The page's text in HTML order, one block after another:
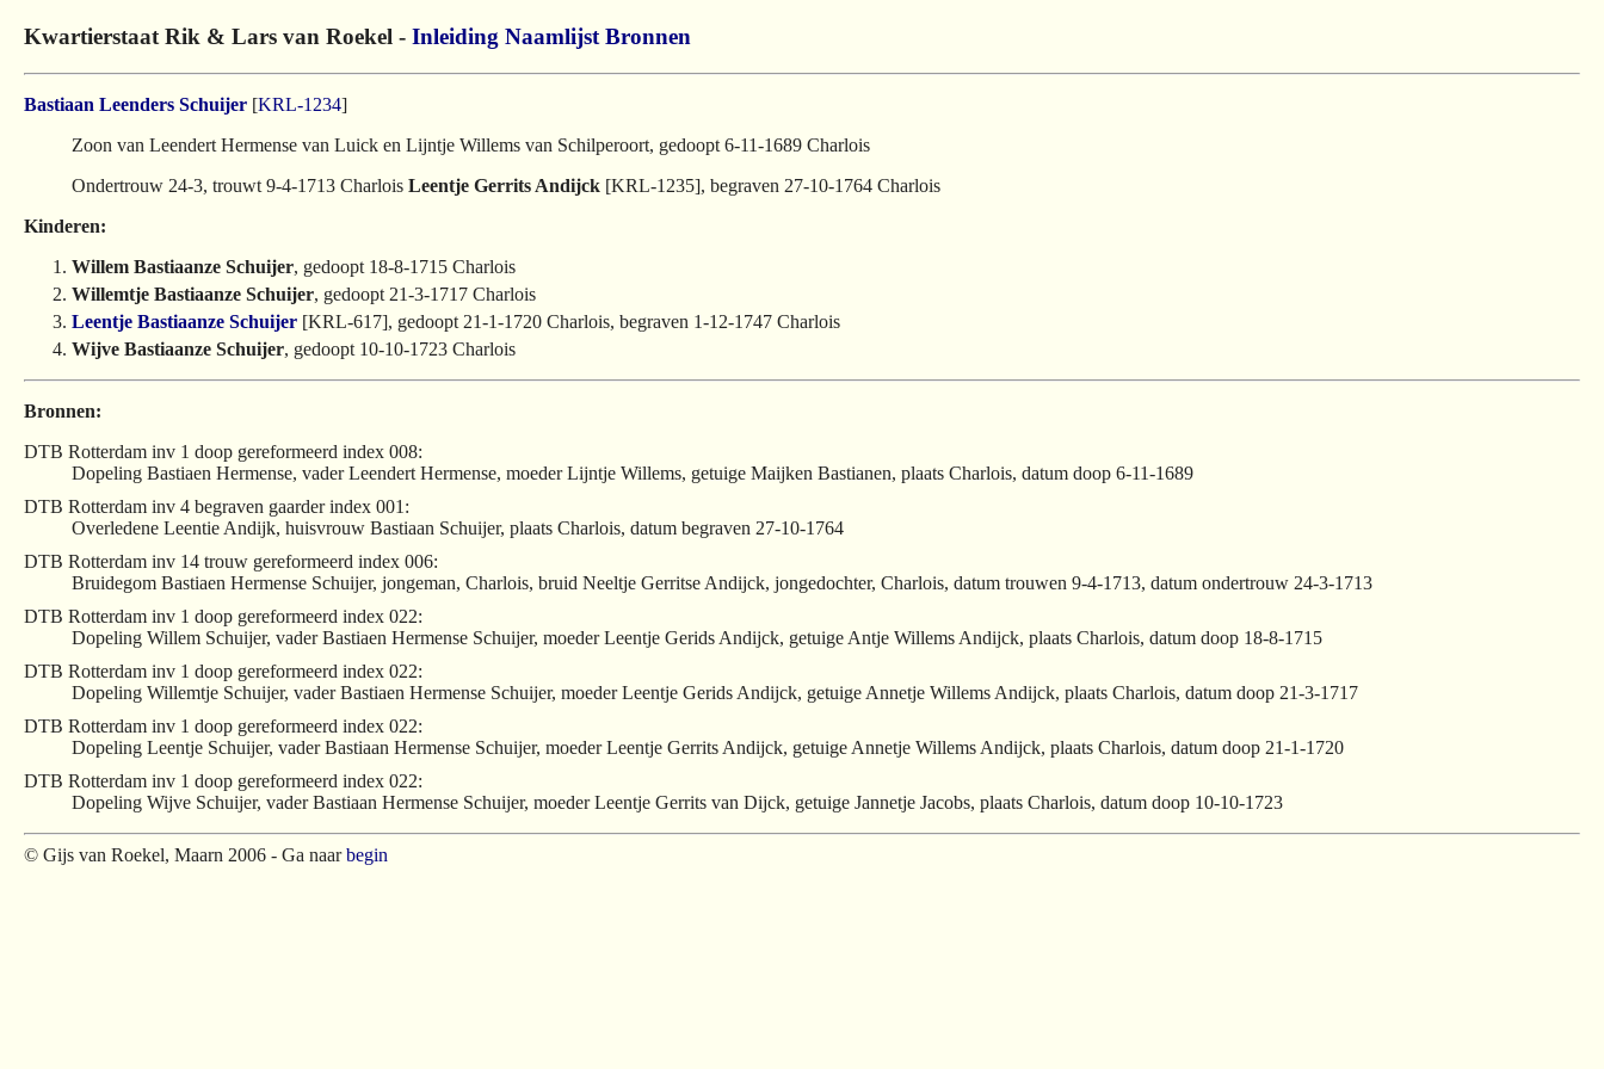
Kwartierstaat Rik & Lars van Roekel - Inleiding Naamlijst Bronnen
Bastiaan Leenders Schuijer [KRL-1234]
Zoon van Leendert Hermense van Luick en Lijntje Willems van Schilperoort, gedoopt 6-11-1689 Charlois
Ondertrouw 24-3, trouwt 9-4-1713 Charlois Leentje Gerrits Andijck [KRL-1235], begraven 27-10-1764 Charlois
Kinderen:
Willem Bastiaanze Schuijer, gedoopt 18-8-1715 Charlois
Willemtje Bastiaanze Schuijer, gedoopt 21-3-1717 Charlois
Leentje Bastiaanze Schuijer [KRL-617], gedoopt 21-1-1720 Charlois, begraven 1-12-1747 Charlois
Wijve Bastiaanze Schuijer, gedoopt 10-10-1723 Charlois
Bronnen:
DTB Rotterdam inv 1 doop gereformeerd index 008:
Dopeling Bastiaen Hermense, vader Leendert Hermense, moeder Lijntje Willems, getuige Maijken Bastianen, plaats Charlois, datum doop 6-11-1689
DTB Rotterdam inv 4 begraven gaarder index 001:
Overledene Leentie Andijk, huisvrouw Bastiaan Schuijer, plaats Charlois, datum begraven 27-10-1764
DTB Rotterdam inv 14 trouw gereformeerd index 006:
Bruidegom Bastiaen Hermense Schuijer, jongeman, Charlois, bruid Neeltje Gerritse Andijck, jongedochter, Charlois, datum trouwen 9-4-1713, datum ondertrouw 24-3-1713
DTB Rotterdam inv 1 doop gereformeerd index 022:
Dopeling Willem Schuijer, vader Bastiaen Hermense Schuijer, moeder Leentje Gerids Andijck, getuige Antje Willems Andijck, plaats Charlois, datum doop 18-8-1715
DTB Rotterdam inv 1 doop gereformeerd index 022:
Dopeling Willemtje Schuijer, vader Bastiaen Hermense Schuijer, moeder Leentje Gerids Andijck, getuige Annetje Willems Andijck, plaats Charlois, datum doop 21-3-1717
DTB Rotterdam inv 1 doop gereformeerd index 022:
Dopeling Leentje Schuijer, vader Bastiaan Hermense Schuijer, moeder Leentje Gerrits Andijck, getuige Annetje Willems Andijck, plaats Charlois, datum doop 21-1-1720
DTB Rotterdam inv 1 doop gereformeerd index 022:
Dopeling Wijve Schuijer, vader Bastiaan Hermense Schuijer, moeder Leentje Gerrits van Dijck, getuige Jannetje Jacobs, plaats Charlois, datum doop 10-10-1723
© Gijs van Roekel, Maarn 2006 - Ga naarbegin